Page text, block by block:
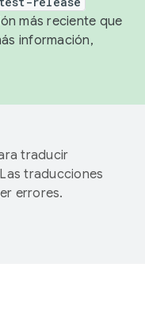
más reciente que
información,
traducir
traducciones
errores.